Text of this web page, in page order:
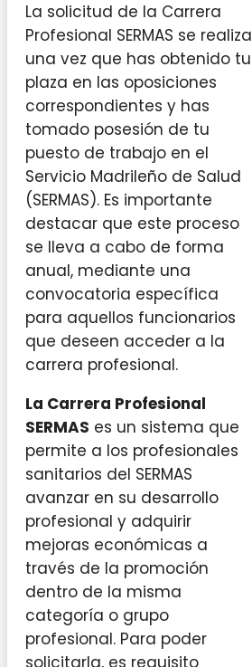
La solicitud de la Carrera
Profesional SERMAS se realiza
una vez que has obtenido tu
plaza en las oposiciones
correspondientes y has
tomado posesión de tu
puesto de trabajo en el
Servicio Madrileño de Salud
(SERMAS). Es importante
destacar que este proceso
se lleva a cabo de forma
anual, mediante una
convocatoria específica
para aquellos funcionarios
que deseen acceder a la
carrera profesional.
La Carrera Profesional
SERMAS es un sistema que
permite a los profesionales
sanitarios del SERMAS
avanzar en su desarrollo
profesional y adquirir
mejoras económicas a
través de la promoción
dentro de la misma
categoría o grupo
profesional. Para poder
solicitarla, es requisito